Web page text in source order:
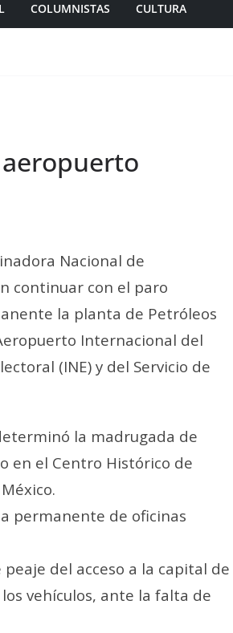
COLUMNISTAS CULTURA
aeropuerto
Nacional de
continuar con el paro
la planta de Petróleos
Internacional del
(INE) y del Servicio de
la madrugada de
en el Centro Histórico de
permanente de oficinas
del acceso a la capital de
vehículos, ante la falta de